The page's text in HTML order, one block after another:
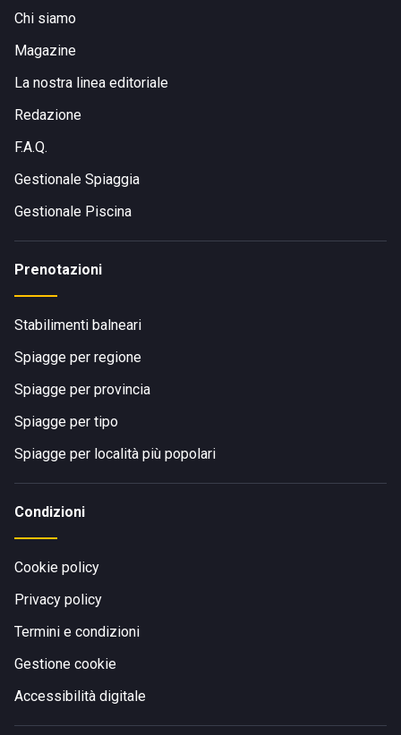
Chi siamo
Magazine
La nostra linea editoriale
Redazione
F.A.Q.
Gestionale Spiaggia
Gestionale Piscina
Prenotazioni
Stabilimenti balneari
Spiagge per regione
Spiagge per provincia
Spiagge per tipo
Spiagge per località più popolari
Condizioni
Cookie policy
Privacy policy
Termini e condizioni
Gestione cookie
Accessibilità digitale